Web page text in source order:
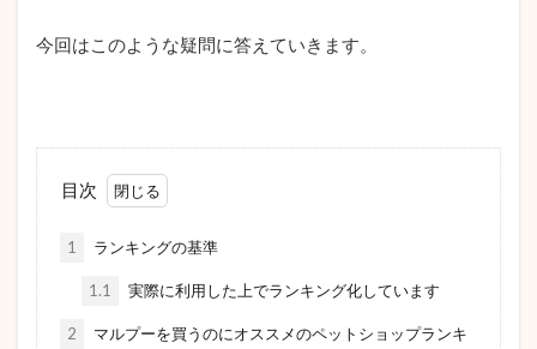
今回はこのような疑問に答えていきます。
目次
1 ランキングの基準
1.1 実際に利用した上でランキング化しています
2
マルプーを買うのにオススメのペットショップランキ